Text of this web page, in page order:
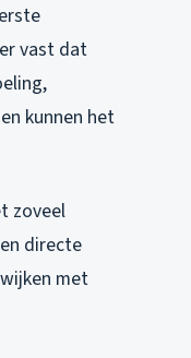
vast dat
kunnen het
zoveel
directe
met